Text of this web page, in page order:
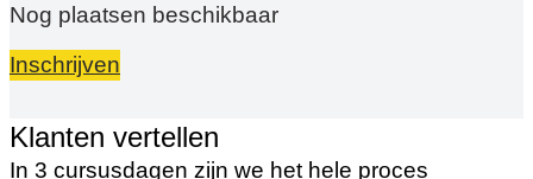
Nog plaatsen beschikbaar
Inschrijven
Klanten vertellen
In 3 cursusdagen zijn we het hele proces